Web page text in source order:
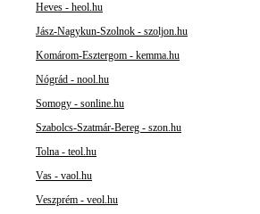
Heves - heol.hu
Jász-Nagykun-Szolnok - szoljon.hu
Komárom-Esztergom - kemma.hu
Nógrád - nool.hu
Somogy - sonline.hu
Szabolcs-Szatmár-Bereg - szon.hu
Tolna - teol.hu
Vas - vaol.hu
Veszprém - veol.hu